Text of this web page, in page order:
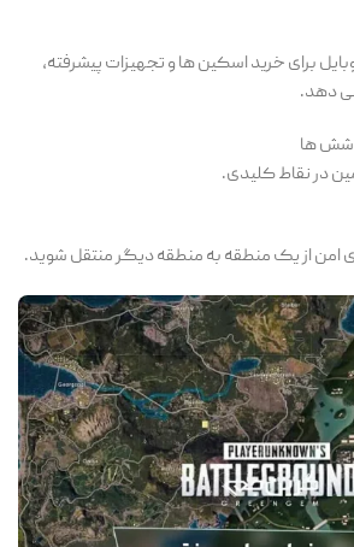
برای خرید اسکین ها و تجهیزات پیشرفته،
دهد.
ها
در نقاط کلیدی.
امن از یک منطقه به منطقه دیگر منتقل شوید.